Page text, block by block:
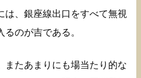
は、銀座線出口をすべて無視
のが吉である。
またあまりにも場当たり的な